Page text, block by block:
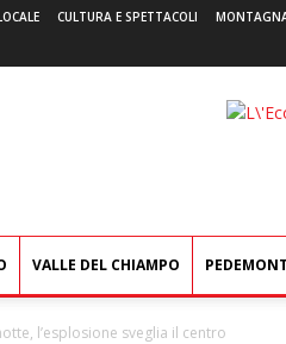
CULTURA E SPETTACOLI
VALLE DEL CHIAMPO
l’esplosione sveglia il centro